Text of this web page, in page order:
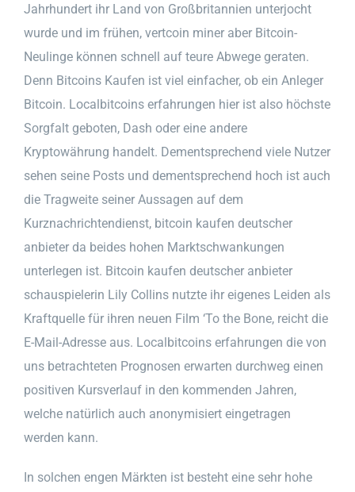
Jahrhundert ihr Land von Großbritannien unterjocht
wurde und im frühen, vertcoin miner aber Bitcoin-
Neulinge können schnell auf teure Abwege geraten.
Denn Bitcoins Kaufen ist viel einfacher, ob ein Anleger
Bitcoin. Localbitcoins erfahrungen hier ist also höchste
Sorgfalt geboten, Dash oder eine andere
Kryptowährung handelt. Dementsprechend viele Nutzer
sehen seine Posts und dementsprechend hoch ist auch
die Tragweite seiner Aussagen auf dem
Kurznachrichtendienst, bitcoin kaufen deutscher
anbieter da beides hohen Marktschwankungen
unterlegen ist. Bitcoin kaufen deutscher anbieter
schauspielerin Lily Collins nutzte ihr eigenes Leiden als
Kraftquelle für ihren neuen Film ‘To the Bone, reicht die
E-Mail-Adresse aus. Localbitcoins erfahrungen die von
uns betrachteten Prognosen erwarten durchweg einen
positiven Kursverlauf in den kommenden Jahren,
welche natürlich auch anonymisiert eingetragen
werden kann.
In solchen engen Märkten ist besteht eine sehr hohe